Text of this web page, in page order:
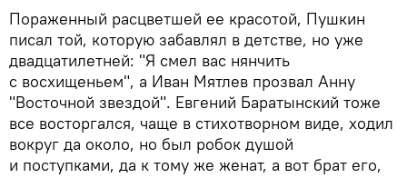
Пораженный расцветшей ее красотой, Пушкин
писал той, которую забавлял в детстве, но уже
двадцатилетней: "Я смел вас нянчить
с восхищеньем", а Иван Мятлев прозвал Анну
"Восточной звездой". Евгений Баратынский тоже
все восторгался, чаще в стихотворном виде, ходил
вокруг да около, но был робок душой
и поступками, да к тому же женат, а вот брат его,